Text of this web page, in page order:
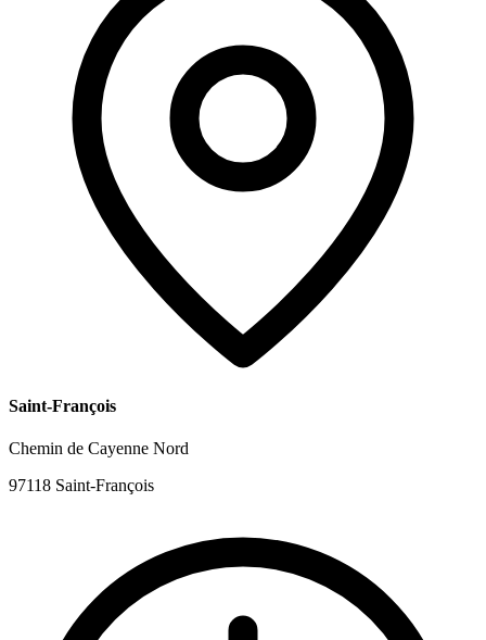
Saint-François
Chemin de Cayenne Nord
97118 Saint-François